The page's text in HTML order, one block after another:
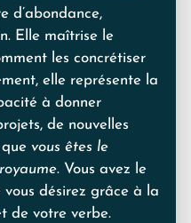
d’abondance,
Elle maîtrise le
les concrétiser
elle représente la
à donner
de nouvelles
vous êtes le
. Vous avez le
désirez grâce à la
de votre verbe.